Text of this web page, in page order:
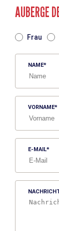
AUBERGE
Frau
NAME
VORNAME
E-MAIL